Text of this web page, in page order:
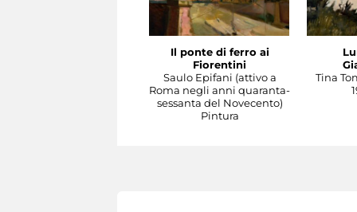
Il ponte di ferro ai
Fiorentini
Saulo Epifani (attivo a
Roma negli anni quaranta-
sessanta del Novecento)
Pintura
Tina